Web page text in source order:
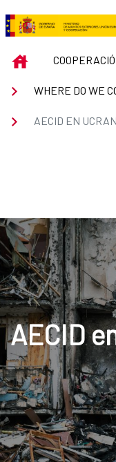
Skip to Main Content
AECID en
INICIO
WHERE DO WE
AECID EN
AECID